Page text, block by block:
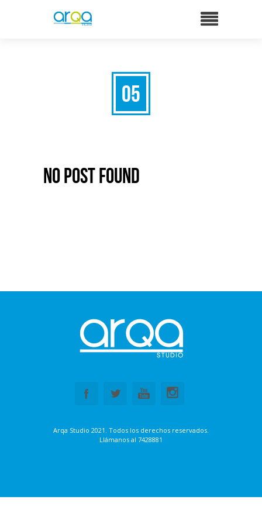
05
No Post Found
Arqa Studio 2021. Todos los derechos reservados.
Llámanos al 7428881